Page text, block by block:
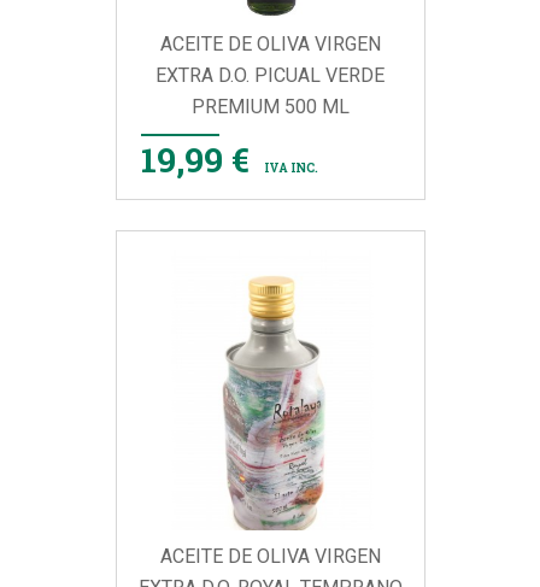
ACEITE DE OLIVA VIRGEN
EXTRA D.O. PICUAL VERDE
PREMIUM 500 ML
19,99 € IVA INC.
ACEITE DE OLIVA VIRGEN